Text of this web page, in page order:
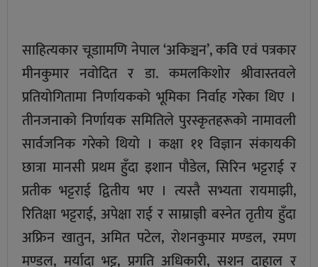
साहित्यकार चूडाामणि नेपाल ‘अकिञ्चन’, कवि एवं पत्रकार
मीनकुमार नवोदित र डा. कमलकिशोर श्रीवास्तवले
प्रतियोगितामा निर्णायकको भूमिका निर्वाह गरेका थिए ।
तीनजनाको निर्णायक समितिले पुरस्कृतहरूको नामावली
सार्वजनिक गरेको थियो । कक्षा ११ विज्ञान संकायकी
छात्रा मानसी प्रथम हुँदा इशान पौडेल, सिरिन भट्टराई र
प्रतीक भट्टराई द्वितीय भए । त्यस्तै सभ्यता रायमाझी,
रितिक्षा भट्टराई, अपेक्षा राई र साम्राज्ञी बस्नेत तृतीय हुँदा
अफ्रिन खातुन, अमित पटेल, रोशनकुमार मण्डल, रमण
मण्डल, मर्यादा भट्ट, प्रगति अधिकारी, सशन दाहाल र